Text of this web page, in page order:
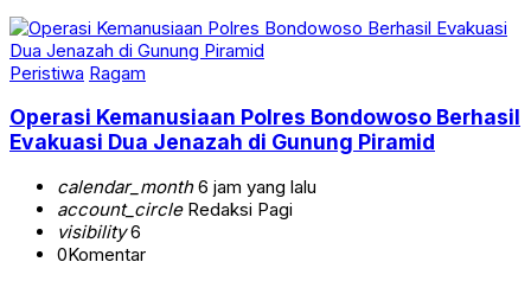
Peristiwa Ragam
Operasi Kemanusiaan Polres Bondowoso Berhasil
Evakuasi Dua Jenazah di Gunung Piramid
calendar_month6 jam yang lalu
account_circleRedaksi Pagi
visibility6
0Komentar